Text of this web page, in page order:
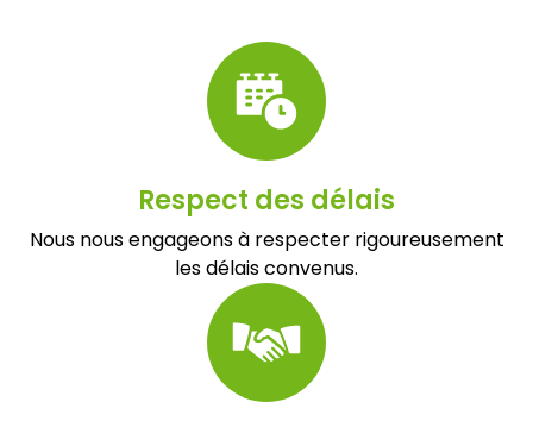
Respect des délais
Nous nous engageons à respecter rigoureusement
les délais convenus.